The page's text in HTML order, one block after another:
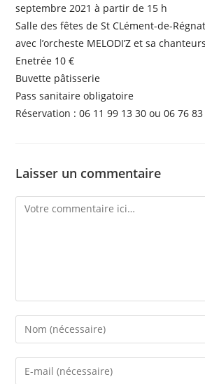
septembre 2021 à partir de 15 h
Salle des fêtes de St CLément-de-Régnat
avec l’orcheste MELODI’Z et sa
Enetrée 10 €
Buvette pâtisserie
Pass sanitaire obligatoire
Réservation : 06 11 99 13 30 ou 06 76 83
Laisser un commentaire